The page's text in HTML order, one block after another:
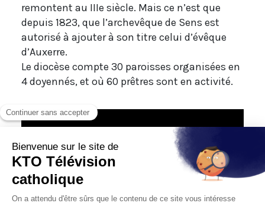
remontent au IIIe siècle. Mais ce n’est que
depuis 1823, que l’archevêque de Sens est
autorisé à ajouter à son titre celui d’évêque
d’Auxerre.
Le diocèse compte 30 paroisses organisées en
4 doyennés, et où 60 prêtres sont en activité.